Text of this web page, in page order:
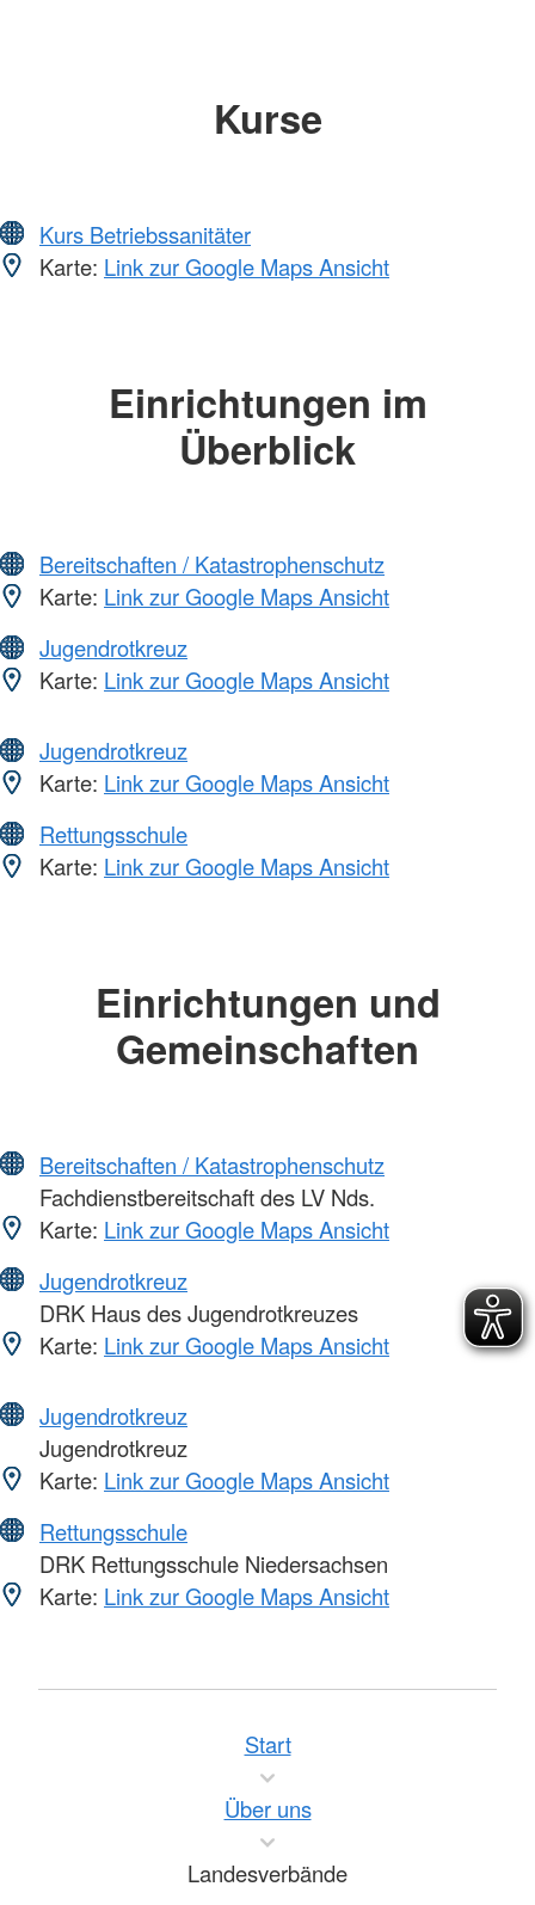
Kurse
Kurs Betriebssanitäter
Karte: Link zur Google Maps Ansicht
Einrichtungen im
Überblick
Bereitschaften / Katastrophenschutz
Karte: Link zur Google Maps Ansicht
Jugendrotkreuz
Karte: Link zur Google Maps Ansicht
Jugendrotkreuz
Karte: Link zur Google Maps Ansicht
Rettungsschule
Karte: Link zur Google Maps Ansicht
Einrichtungen und
Gemeinschaften
Bereitschaften / Katastrophenschutz
Fachdienstbereitschaft des LV Nds.
Karte: Link zur Google Maps Ansicht
Jugendrotkreuz
DRK Haus des Jugendrotkreuzes
Karte: Link zur Google Maps Ansicht
Jugendrotkreuz
Jugendrotkreuz
Karte: Link zur Google Maps Ansicht
Rettungsschule
DRK Rettungsschule Niedersachsen
Karte: Link zur Google Maps Ansicht
Start
Über uns
Landesverbände